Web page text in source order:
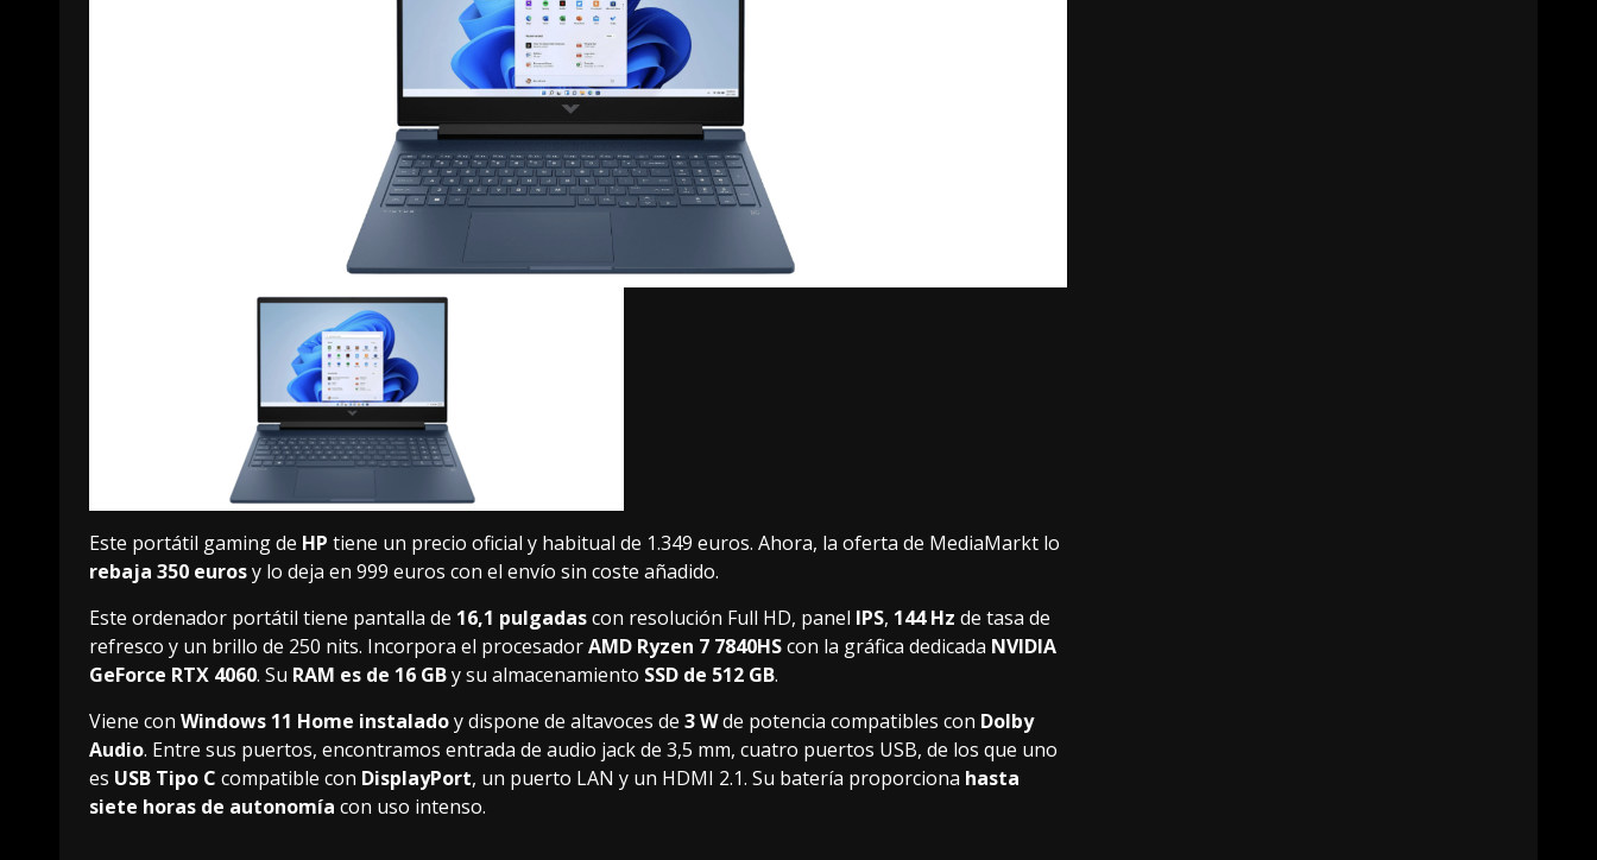
Este portátil gaming de HP tiene un precio oficial y habitual de 1.349 euros. Ahora, la oferta de MediaMarkt lo
rebaja 350 eurosy lo deja en 999 euros con el envío sin coste añadido.
Este ordenador portátil tiene pantalla de 16,1 pulgadascon resolución Full HD, panel IPS, 144 Hz de tasa de
refresco y un brillo de 250 nits. Incorpora el procesadorAMD Ryzen 7 7840HScon la gráfica dedicada NVIDIA
GeForce RTX 4060. Su RAM es de 16 GBy su almacenamiento SSD de 512 GB.
Viene con Windows 11 Home instaladoy dispone de altavoces de 3 Wde potencia compatibles con Dolby
Audio. Entre sus puertos, encontramos entrada de audio jack de 3,5 mm, cuatro puertos USB, de los que uno
es USB Tipo C compatible con DisplayPort, un puerto LAN y un HDMI 2.1. Su batería proporciona hasta
siete horas de autonomía con uso intenso.